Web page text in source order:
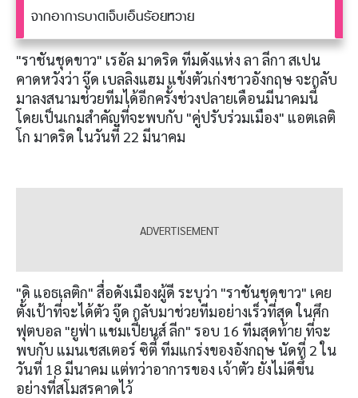
จากอาการบาดเจ็บเอ็นร้อยหวาย
"ราชันชุดขาว" เรอัล มาดริด ทีมดังแห่ง ลา ลีกา สเปน
คาดหวังว่า จู๊ด เบลลิงแฮม แข้งตัวเก่งชาวอังกฤษ จะกลับ
มาลงสนามช่วยทีมได้อีกครั้งช่วงปลายเดือนมีนาคมนี้
โดยเป็นเกมสำคัญที่จะพบกับ "คู่ปรับร่วมเมือง" แอตเลติ
โก มาดริด ในวันที่ 22 มีนาคม
"ดิ แอธเลติก" สื่อดังเมืองผู้ดี ระบุว่า "ราชันชุดขาว" เคย
ตั้งเป้าที่จะได้ตัว จู๊ด กลับมาช่วยทีมอย่างเร็วที่สุด ในศึก
ฟุตบอล "ยูฟ่า แชมเปี้ยนส์ ลีก" รอบ 16 ทีมสุดท้าย ที่จะ
พบกับ แมนเชสเตอร์ ซิตี้ ทีมแกร่งของอังกฤษ นัดที่ 2 ใน
วันที่ 18 มีนาคม แต่ทว่าอาการของ เจ้าตัว ยังไม่ดีขึ้น
อย่างที่สโมสรคาดไว้